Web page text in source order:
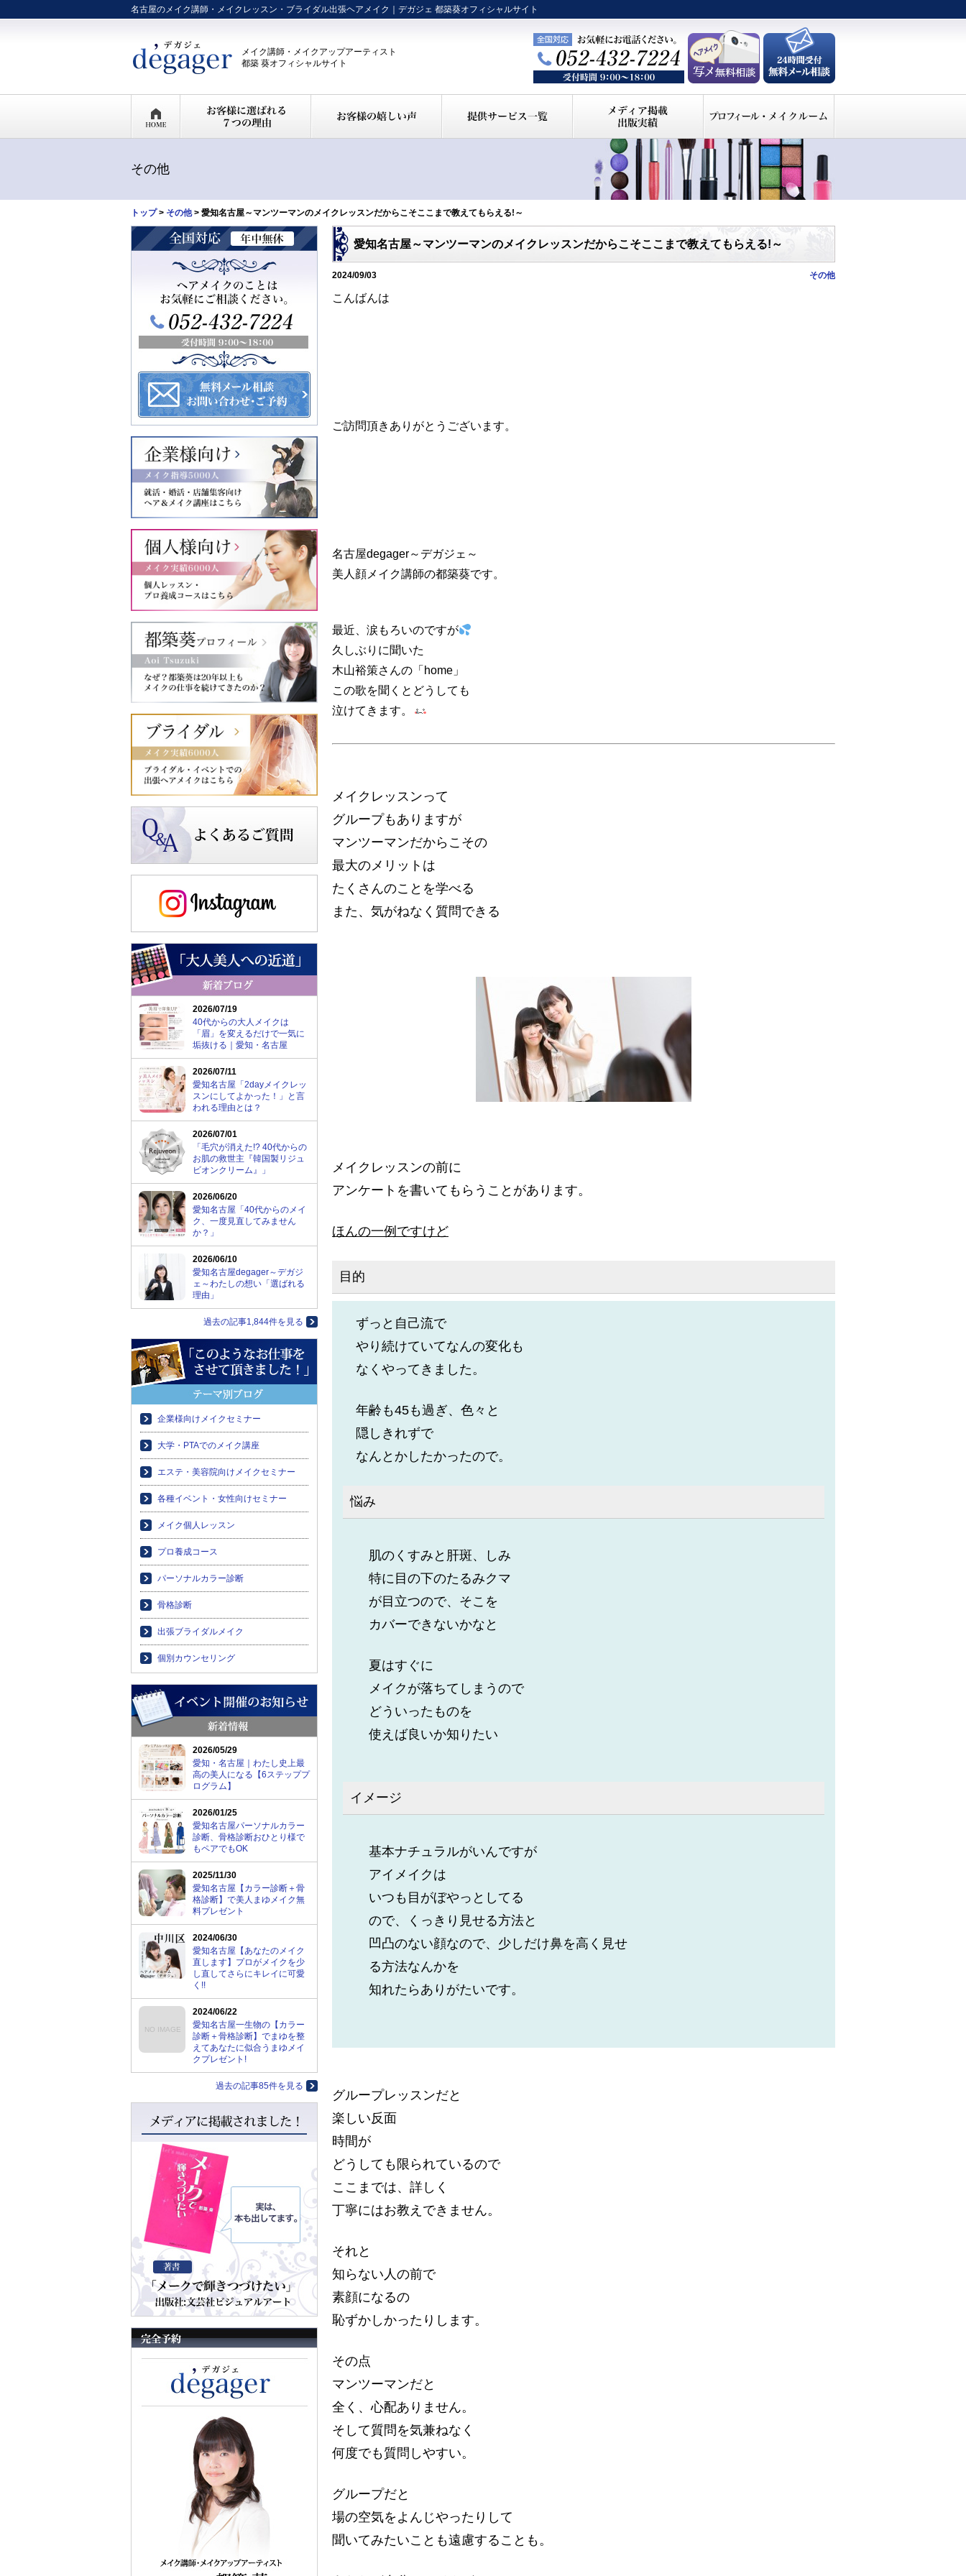
名古屋のメイク講師・メイクレッスン・ブライダル出張ヘアメイク｜デガジェ 都築葵オフィシャルサイト
メイク講師・メイクアップアーティスト
都築 葵オフィシャルサイト
その他
トップ> その他> 愛知名古屋～マンツーマンのメイクレッスンだからこそここまで教えてもらえる!～
愛知名古屋～マンツーマンのメイクレッスンだからこそここまで教えてもらえる!～
2024/09/03 その他
こんばんは
ご訪問頂きありがとうございます。
名古屋degager～デガジェ～
美人顔メイク講師の都築葵です。
最近、涙もろいのですが
久しぶりに聞いた
木山裕策さんの「home」
この歌を聞くとどうしても
泣けてきます。
メイクレッスンって
グループもありますが
マンツーマンだからこその
最大のメリットは
たくさんのことを学べる
また、気がねなく質問できる
メイクレッスンの前に
アンケートを書いてもらうことがあります。
ほんの一例ですけど
目的
ずっと自己流で
やり続けていてなんの変化も
なくやってきました。
年齢も45も過ぎ、色々と
隠しきれずで
なんとかしたかったので。
悩み
肌のくすみと肝斑、しみ
特に目の下のたるみクマ
が目立つので、そこを
カバーできないかなと
夏はすぐに
メイクが落ちてしまうので
どういったものを
使えば良いか知りたい
イメージ
基本ナチュラルがいんですが
アイメイクは
いつも目がぼやっとしてる
ので、くっきり見せる方法と
凹凸のない顔なので、少しだけ鼻を高く見せ
る方法なんかを
知れたらありがたいです。
グループレッスンだと
楽しい反面
時間が
どうしても限られているので
ここまでは、詳しく
丁寧にはお教えできません。
それと
知らない人の前で
素顔になるの
恥ずかしかったりします。
その点
マンツーマンだと
全く、心配ありません。
そして質問を気兼ねなく
何度でも質問しやすい。
グループだと
場の空気をよんじやったりして
聞いてみたいことも遠慮することも。
2026/07/19
40代からの大人メイクは
「眉」を変えるだけで一気に
垢抜ける｜愛知・名古屋
2026/07/11
愛知名古屋「2dayメイクレッ
スンにしてよかった！」と言
われる理由とは？
2026/07/01
「毛穴が消えた!? 40代からの
お肌の救世主『韓国製リジュ
ビオンクリーム』」
2026/06/20
愛知名古屋「40代からのメイ
ク、一度見直してみません
か？」
2026/06/10
愛知名古屋degager～デガジ
ェ～わたしの想い「選ばれる
理由」
過去の記事1,844件を見る
企業様向けメイクセミナー
大学・PTAでのメイク講座
エステ・美容院向けメイクセミナー
各種イベント・女性向けセミナー
メイク個人レッスン
プロ養成コース
パーソナルカラー診断
骨格診断
出張ブライダルメイク
個別カウンセリング
2026/05/29
愛知・名古屋｜わたし史上最
高の美人になる【6ステッププ
ログラム】
2026/01/25
愛知名古屋パーソナルカラー
診断、骨格診断おひとり様で
もペアでもOK
2025/11/30
愛知名古屋【カラー診断＋骨
格診断】で美人まゆメイク無
料プレゼント
2024/06/30
愛知名古屋【あなたのメイク
直します】プロがメイクを少
し直してさらにキレイに可愛
く!!
2024/06/22
愛知名古屋一生物の【カラー
診断＋骨格診断】でまゆを整
えてあなたに似合うまゆメイ
クプレゼント!
NO IMAGE
過去の記事85件を見る